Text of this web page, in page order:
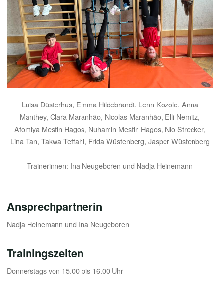
Luisa Düsterhus, Emma Hildebrandt, Lenn Kozole, Anna
Manthey, Clara Maranhão, Nicolas Maranhão, Elli Nemitz,
Afomiya Mesfin Hagos, Nuhamin Mesfin Hagos, Nio Strecker,
Lina Tan, Takwa Teffahi, Frida Wüstenberg, Jasper Wüstenberg
Trainerinnen: Ina Neugeboren und Nadja Heinemann
Ansprechpartnerin
Nadja Heinemann und Ina Neugeboren
Trainingszeiten
Donnerstags von 15.00 bis 16.00 Uhr